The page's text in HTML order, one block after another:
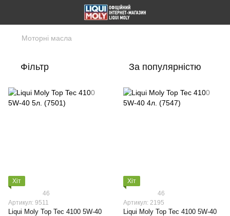
Моторні масла
Фільтр За популярністю
Хіт
46
Артикул: 9511
Liqui Moly Top Tec 4100 5W-40
Хіт
46
Артикул: 2195
Liqui Moly Top Tec 4100 5W-40